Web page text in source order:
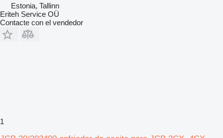
Estonia, Tallinn
Eriteh Service OÜ
Contacte con el vendedor
1